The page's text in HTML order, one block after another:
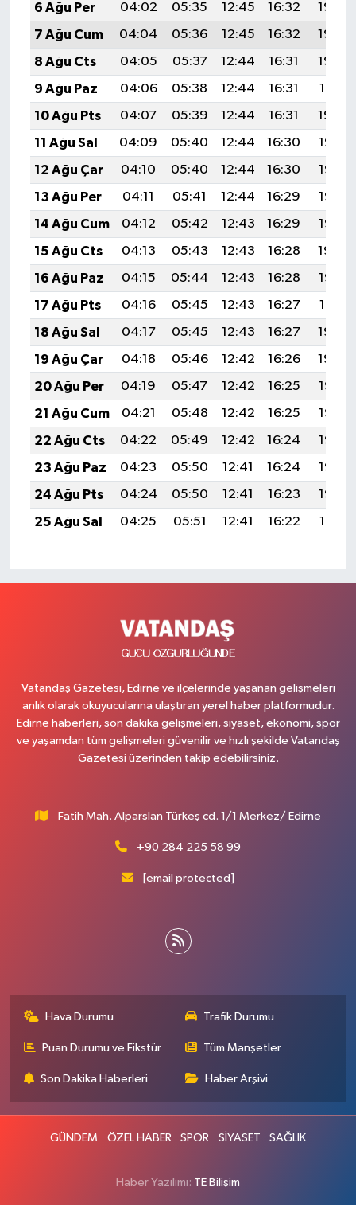
6 Ağu Per
04:02 05:35 12:45 16:32
19:44
7 Ağu Cum
04:04 05:36 12:45 16:32
19:43
8 Ağu Cts
04:05 05:37 12:44 16:31
19:42
9 Ağu Paz
04:06 05:38 12:44 16:31
19:41
10 Ağu Pts
04:07 05:39 12:44 16:31
19:40
11 Ağu Sal
04:09 05:40 12:44 16:30
19:38
12 Ağu Çar
04:10 05:40 12:44 16:30
19:37
13 Ağu Per
04:11 05:41 12:44 16:29
19:36
14 Ağu Cum
04:12 05:42 12:43 16:29
19:35
15 Ağu Cts
04:13 05:43 12:43 16:28
19:34
16 Ağu Paz
04:15 05:44 12:43 16:28
19:32
17 Ağu Pts
04:16 05:45 12:43 16:27
19:31
18 Ağu Sal
04:17 05:45 12:43 16:27
19:30
19 Ağu Çar
04:18 05:46 12:42 16:26
19:29
20 Ağu Per
04:19 05:47 12:42 16:25
19:27
21 Ağu Cum
04:21 05:48 12:42 16:25
19:26
22 Ağu Cts
04:22 05:49 12:42 16:24
19:25
23 Ağu Paz
04:23 05:50 12:41 16:24
19:23
24 Ağu Pts
04:24 05:50 12:41 16:23
19:22
25 Ağu Sal
04:25 05:51 12:41 16:22 19:21
Vatandaş Gazetesi, Edirne ve ilçelerinde yaşanan gelişmeleri
anlık olarak okuyucularına ulaştıran yerel haber platformudur.
Edirne haberleri, son dakika gelişmeleri, siyaset, ekonomi, spor
ve yaşamdan tüm gelişmeleri güvenilir ve hızlı şekilde Vatandaş
Gazetesi üzerinden takip edebilirsiniz.
Fatih Mah. Alparslan Türkeş cd. 1/1 Merkez/ Edirne
+90 284 225 58 99
[email protected]
Hava Durumu Trafik Durumu
Puan Durumu ve Fikstür Tüm Manşetler
Son Dakika Haberleri Haber Arşivi
GÜNDEM ÖZEL HABER SPOR SİYASET SAĞLIK
Haber Yazılımı: TE Bilişim